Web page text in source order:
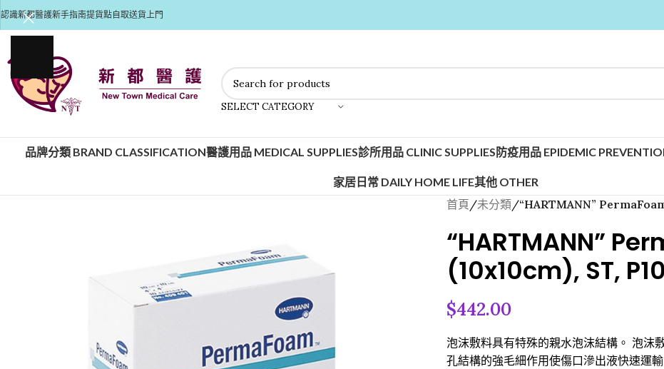
認識新都醫護新手指南提貨點自取送貨上門
SELECT CATEGORY
品牌分類 BRAND CLASSIFICATION醫護用品 MEDICAL SUPPLIES診所用品 CLINIC SUPPLIES防疫用品 EPIDEMIC
家居日常 DAILY HOME LIFE其他 OTHER
首頁/未分類/“HARTMANN”
“HARTMANN”
(10x10cm), ST, P10
$442.00
泡沫敷料具有特殊的親水泡沫結構。 泡沫
孔結構的強毛細作用使傷口滲出液快速運